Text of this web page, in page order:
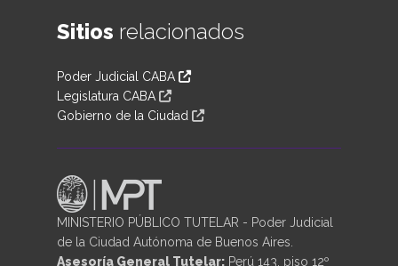
Sitios relacionados
Poder Judicial CABA
Legislatura CABA
Gobierno de la Ciudad
MINISTERIO PÚBLICO TUTELAR - Poder Judicial
de la Ciudad Autónoma de Buenos Aires.
Asesoría General Tutelar: Perú 143, piso 12º